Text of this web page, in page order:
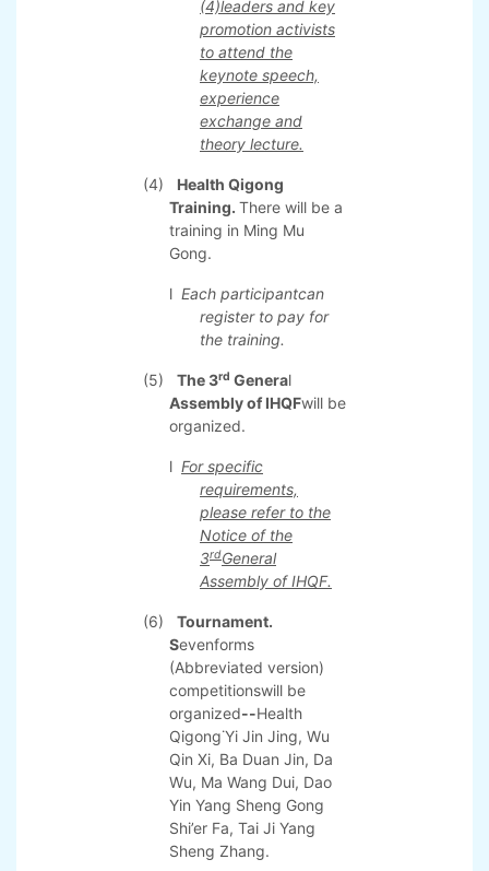
Traditional Chinese
Cultural Wisdom of
HealthQigong" and "The
Connotation of TCM
Health Culture of
HealthQigong".
organization can
designate up to four
(4)leaders and key
promotion activists
keynote speech,
experience
exchange and
theory lecture.
(4)Health Qigong
Training.There will be a
training in Ming Mu
Each participantcan
register to pay for
the training.
Assembly of IHQF
organized.
lFor specific
requirements,
please refer to the
Notice of the
3rd General
Assembly of IHQF.
(6)Tournament.